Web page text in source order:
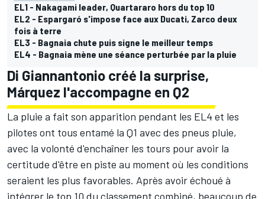
EL1 - Nakagami leader, Quartararo hors du top 10
EL2 - Espargaró s'impose face aux Ducati, Zarco deux
fois à terre
EL3 - Bagnaia chute puis signe le meilleur temps
EL4 - Bagnaia mène une séance perturbée par la pluie
Di Giannantonio créé la surprise,
Márquez l'accompagne en Q2
La pluie a fait son apparition pendant les EL4 et les
pilotes ont tous entamé la Q1 avec des pneus pluie,
avec la volonté d'enchaîner les tours pour avoir la
certitude d'être en piste au moment où les conditions
seraient les plus favorables. Après avoir échoué à
intégrer le top 10 du classement combiné, beaucoup de